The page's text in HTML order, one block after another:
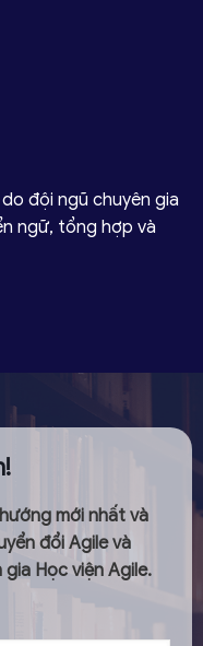
đội ngũ chuyên gia
ngữ, tổng hợp và
mới nhất và
đổi Agile và
Học viện Agile.